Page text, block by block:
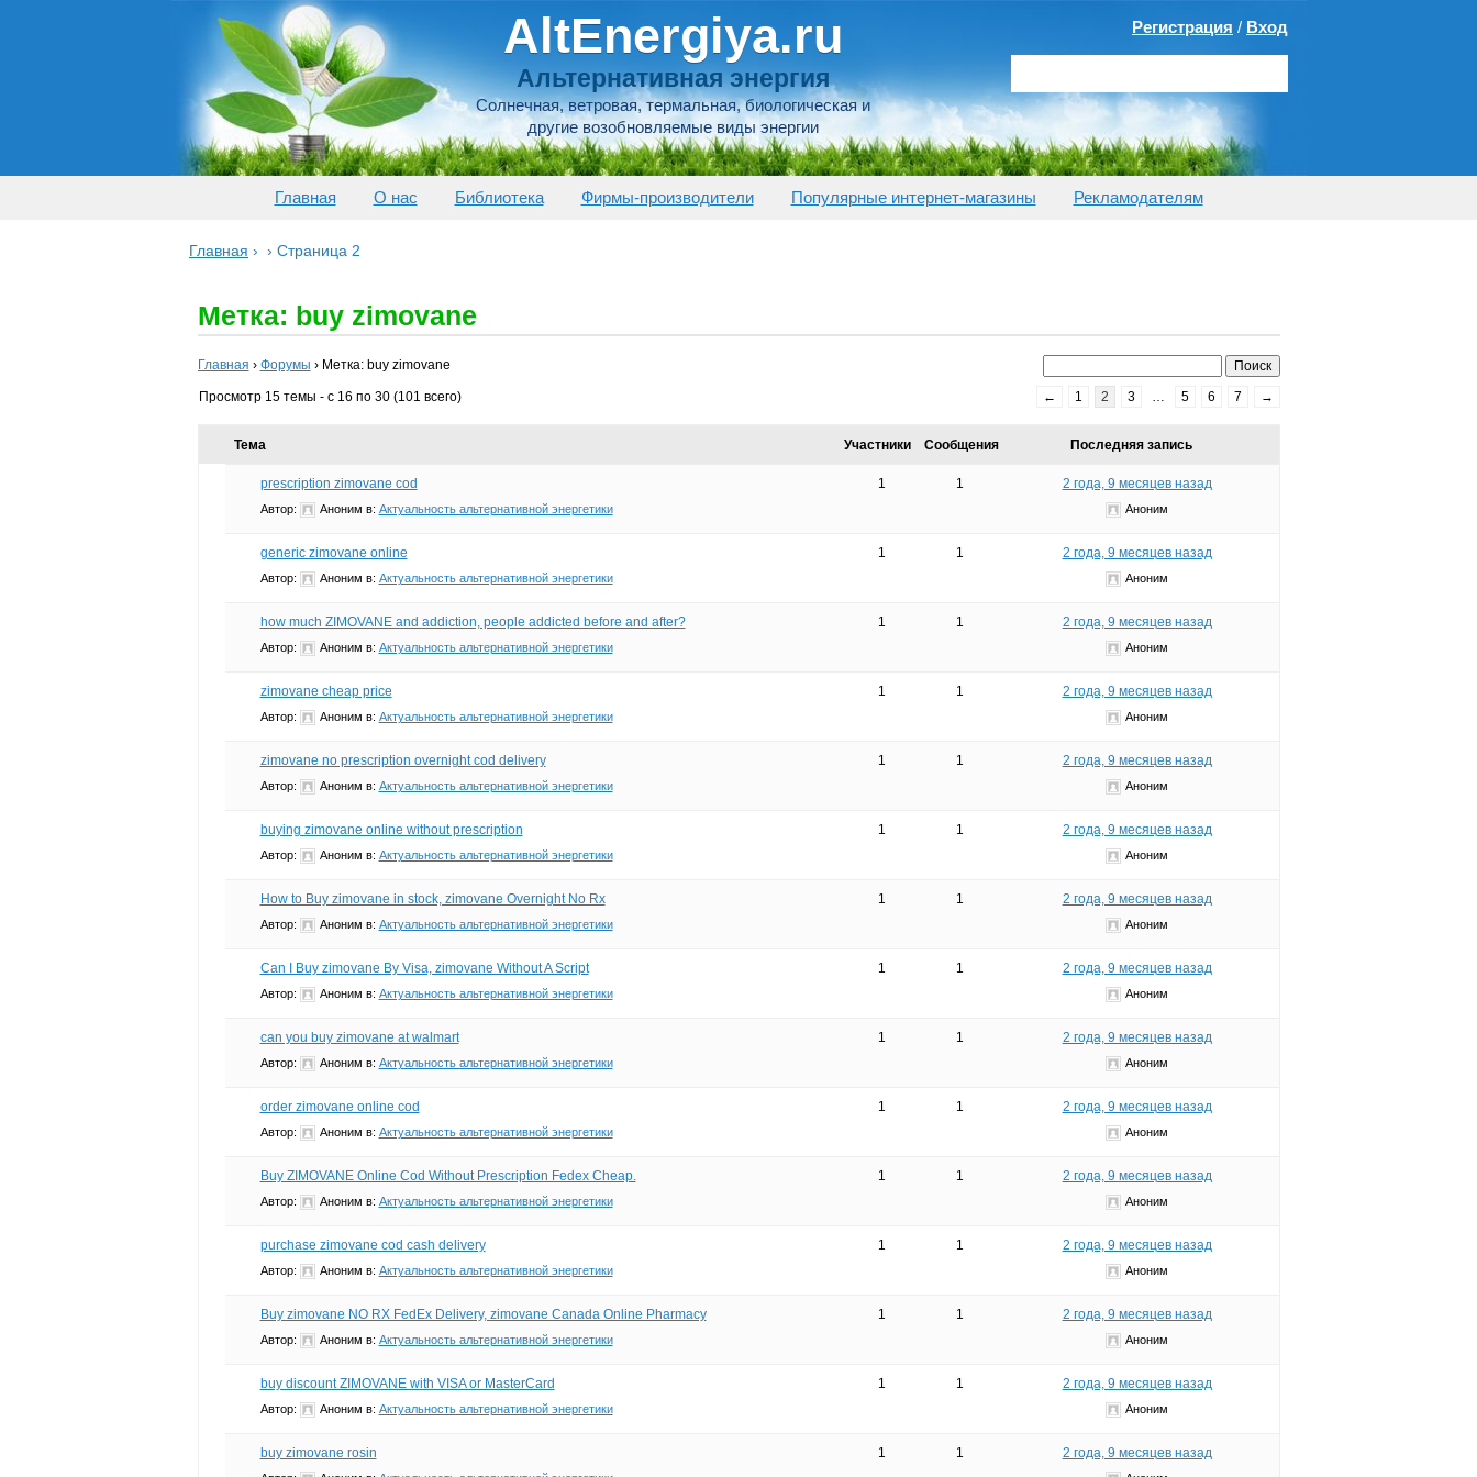
AltEnergiya.ru
Альтернативная энергия
Солнечная, ветровая, термальная, биологическая и
другие возобновляемые виды энергии
Регистрация / Вход
Главная О нас Библиотека Фирмы-производители Популярные интернет-магазины Рекламодателям
Главная › › Страница 2
Метка: buy zimovane
Главная › Форумы › Метка: buy zimovane
Просмотр 15 темы - с 16 по 30 (101 всего) ← 1 2 3 5 6 7 →
Тема Участники Сообщения Последняя запись
prescription zimovane cod
Автор: Аноним в: Актуальность альтернативной энергетики
1 1 2 года, 9 месяцев назад
Аноним
generic zimovane online
Автор: Аноним в: Актуальность альтернативной энергетики
1 1 2 года, 9 месяцев назад
Аноним
how much ZIMOVANE and addiction, people addicted before and after?
Автор: Аноним в: Актуальность альтернативной энергетики
1 1 2 года, 9 месяцев назад
Аноним
zimovane cheap price
Автор: Аноним в: Актуальность альтернативной энергетики
1 1 2 года, 9 месяцев назад
Аноним
zimovane no prescription overnight cod delivery
Автор: Аноним в: Актуальность альтернативной энергетики
1 1 2 года, 9 месяцев назад
Аноним
buying zimovane online without prescription
Автор: Аноним в: Актуальность альтернативной энергетики
1 1 2 года, 9 месяцев назад
Аноним
How to Buy zimovane in stock, zimovane Overnight No Rx
Автор: Аноним в: Актуальность альтернативной энергетики
1 1 2 года, 9 месяцев назад
Аноним
Can I Buy zimovane By Visa, zimovane Without A Script
Автор: Аноним в: Актуальность альтернативной энергетики
1 1 2 года, 9 месяцев назад
Аноним
can you buy zimovane at walmart
Автор: Аноним в: Актуальность альтернативной энергетики
1 1 2 года, 9 месяцев назад
Аноним
order zimovane online cod
Автор: Аноним в: Актуальность альтернативной энергетики
1 1 2 года, 9 месяцев назад
Аноним
Buy ZIMOVANE Online Cod Without Prescription Fedex Cheap.
Автор: Аноним в: Актуальность альтернативной энергетики
1 1 2 года, 9 месяцев назад
Аноним
purchase zimovane cod cash delivery
Автор: Аноним в: Актуальность альтернативной энергетики
1 1 2 года, 9 месяцев назад
Аноним
Buy zimovane NO RX FedEx Delivery, zimovane Canada Online Pharmacy
Автор: Аноним в: Актуальность альтернативной энергетики
1 1 2 года, 9 месяцев назад
Аноним
buy discount ZIMOVANE with VISA or MasterCard
Автор: Аноним в: Актуальность альтернативной энергетики
1 1 2 года, 9 месяцев назад
Аноним
buy zimovane rosin 1 1 2 года, 9 месяцев назад